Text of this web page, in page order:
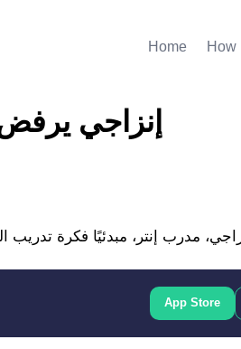
Home How
إنزاجي
App Store